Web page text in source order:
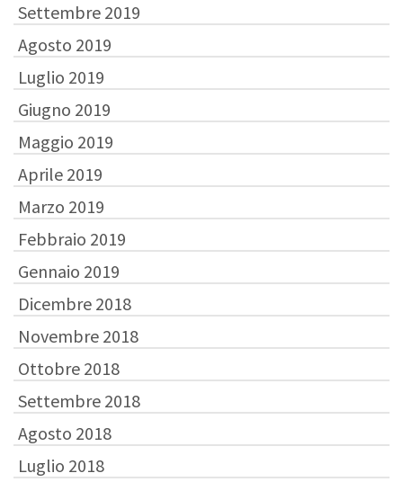
Settembre 2019
Agosto 2019
Luglio 2019
Giugno 2019
Maggio 2019
Aprile 2019
Marzo 2019
Febbraio 2019
Gennaio 2019
Dicembre 2018
Novembre 2018
Ottobre 2018
Settembre 2018
Agosto 2018
Luglio 2018